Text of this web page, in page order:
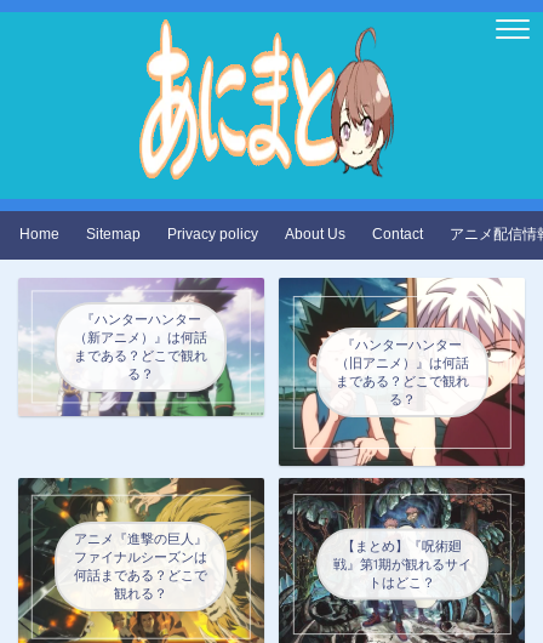
Home Sitemap Privacy policy About Us Contact アニメ配信情
『ハンターハンター
（新アニメ）』は何話
まである？どこで観れ
る？
『ハンターハンター
（旧アニメ）』は何話
まである？どこで観れ
る？
アニメ『進撃の巨人』
ファイナルシーズンは
何話まである？どこで
観れる？
【まとめ】『呪術廻
戦』第1期が観れるサイ
トはどこ？